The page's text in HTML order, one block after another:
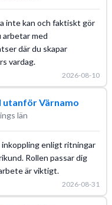
inte kan och faktiskt gör
arbetar med
där du skapar
vardag.
2026-08-10
Värnamo
län
inkoppling enligt ritningar
Rollen passar dig
är viktigt.
2026-08-31